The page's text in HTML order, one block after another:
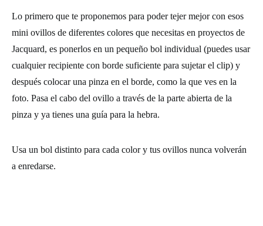
Lo primero que te proponemos para poder tejer mejor con esos
mini ovillos de diferentes colores que necesitas en proyectos de
Jacquard, es ponerlos en un pequeño bol individual (puedes usar
cualquier recipiente con borde suficiente para sujetar el clip) y
después colocar una pinza en el borde, como la que ves en la
foto. Pasa el cabo del ovillo a través de la parte abierta de la
pinza y ya tienes una guía para la hebra.
Usa un bol distinto para cada color y tus ovillos nunca volverán
a enredarse.